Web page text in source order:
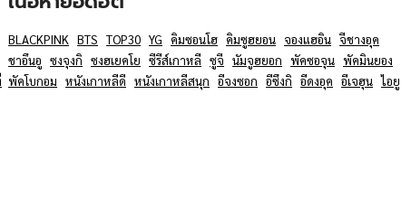
BLACKPINK BTS TOP30 YG คิมซอนโฮ คิมซูฮยอน จองแฮอิน จีชางอุค
ชาอึนอู ซงจุงกิ ซงฮเยคโย ซีรีส์เกาหลี ซูจี นัมจูฮยอก พัคซอจุน พัคมินยอง
พัคโบกอม หนังเกาหลีดี หนังเกาหลีสนุก อีจงซอก อีซึงกิ อีดงอุค อีเจฮุน ไอยู